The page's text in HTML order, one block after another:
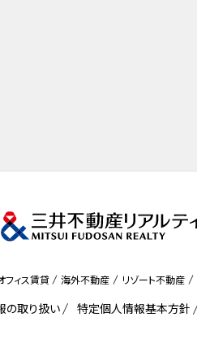
フィス賃貸 海外不動産 リゾート不動産
の取り扱い 特定個人情報基本方針